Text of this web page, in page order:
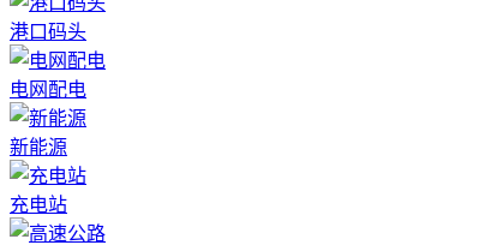
港口码头
电网配电
新能源
充电站